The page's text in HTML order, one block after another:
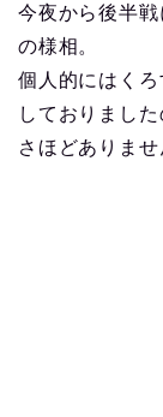
今夜から後半
の様相。
個人的にはく
しておりまし
さほどありませ